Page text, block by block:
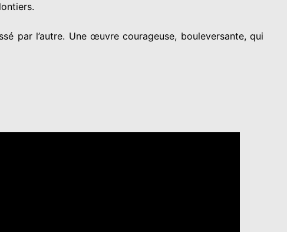
par l’autre. Une œuvre courageuse, bouleversante, qui